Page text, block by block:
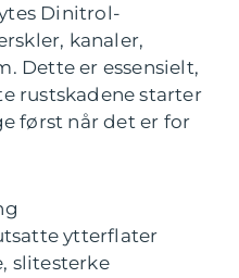
Dinitrol-
kanaler,
Dette er essensielt,
rustskadene starter
først når det er for
ytterflater
slitesterke